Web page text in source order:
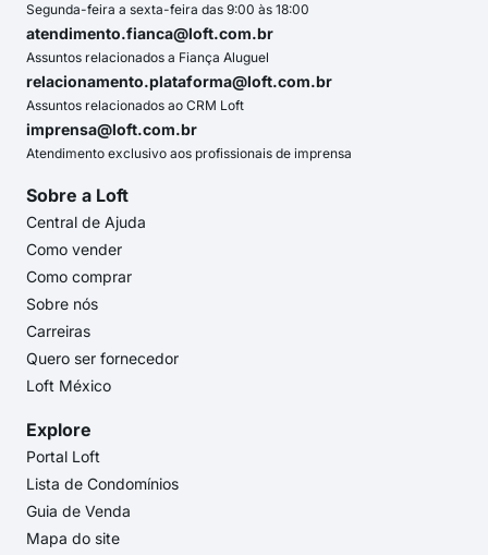
Segunda-feira a sexta-feira das 9:00 às 18:00
atendimento.fianca@loft.com.br
Assuntos relacionados a Fiança Aluguel
relacionamento.plataforma@loft.com.br
Assuntos relacionados ao CRM Loft
imprensa@loft.com.br
Atendimento exclusivo aos profissionais de imprensa
Sobre a Loft
Central de Ajuda
Como vender
Como comprar
Sobre nós
Carreiras
Quero ser fornecedor
Loft México
Explore
Portal Loft
Lista de Condomínios
Guia de Venda
Mapa do site